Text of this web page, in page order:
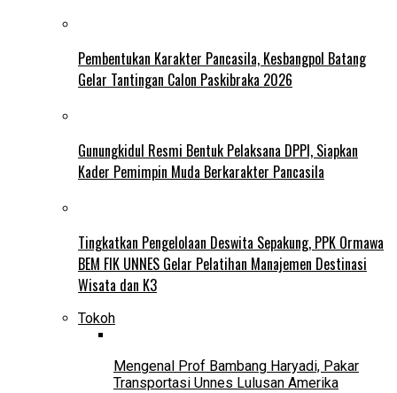
Pembentukan Karakter Pancasila, Kesbangpol Batang
Gelar Tantingan Calon Paskibraka 2026
Gunungkidul Resmi Bentuk Pelaksana DPPI, Siapkan
Kader Pemimpin Muda Berkarakter Pancasila
Tingkatkan Pengelolaan Deswita Sepakung, PPK Ormawa
BEM FIK UNNES Gelar Pelatihan Manajemen Destinasi
Wisata dan K3
Tokoh
Mengenal Prof Bambang Haryadi, Pakar
Transportasi Unnes Lulusan Amerika